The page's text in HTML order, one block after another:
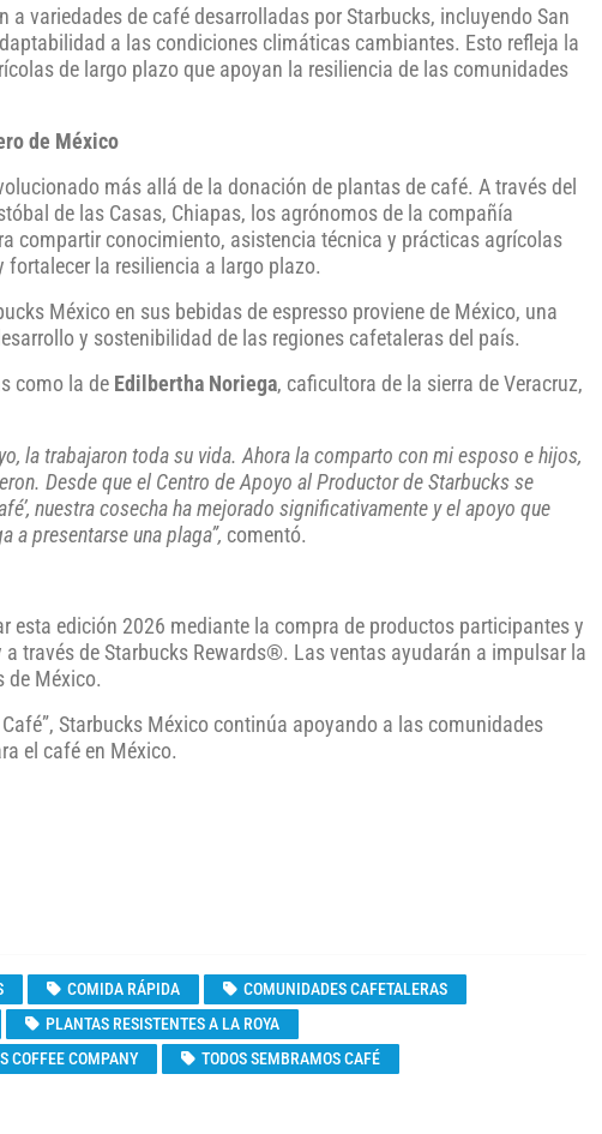
a variedades de café desarrolladas por Starbucks, incluyendo San
a las condiciones climáticas cambiantes. Esto refleja la
de largo plazo que apoyan la resiliencia de las comunidades
de México
más allá de la donación de plantas de café. A través del
de las Casas, Chiapas, los agrónomos de la compañía
compartir conocimiento, asistencia técnica y prácticas agrícolas
la resiliencia a largo plazo.
México en sus bebidas de espresso proviene de México, una
y sostenibilidad de las regiones cafetaleras del país.
como la de Edilbertha Noriega, caficultora de la sierra de Veracruz,
la trabajaron toda su vida. Ahora la comparto con mi esposo e hijos,
Desde que el Centro de Apoyo al Productor de Starbucks se
nuestra cosecha ha mejorado significativamente y el apoyo que
a presentarse una plaga”, comentó.
esta edición 2026 mediante la compra de productos participantes y
través de Starbucks Rewards®. Las ventas ayudarán a impulsar la
de México.
Starbucks México continúa apoyando a las comunidades
el café en México.
COMIDA RÁPIDA
COMUNIDADES CAFETALERAS
PLANTAS RESISTENTES A LA ROYA
COFFEE COMPANY
TODOS SEMBRAMOS CAFÉ